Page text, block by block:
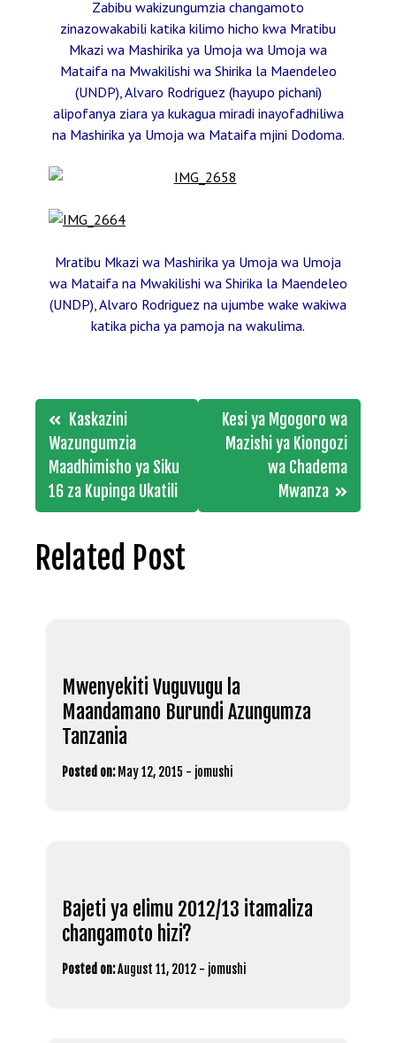
Zabibu wakizungumzia changamoto
zinazowakabili katika kilimo hicho kwa Mratibu
Mkazi wa Mashirika ya Umoja wa Umoja wa
Mataifa na Mwakilishi wa Shirika la Maendeleo
(UNDP), Alvaro Rodriguez (hayupo pichani)
alipofanya ziara ya kukagua miradi inayofadhiliwa
na Mashirika ya Umoja wa Mataifa mjini Dodoma.
Mratibu Mkazi wa Mashirika ya Umoja wa Umoja
wa Mataifa na Mwakilishi wa Shirika la Maendeleo
(UNDP), Alvaro Rodriguez na ujumbe wake wakiwa
katika picha ya pamoja na wakulima.
Post
navigation
Kaskazini
Wazungumzia
Maadhimisho ya Siku
16 za Kupinga Ukatili
Kesi ya Mgogoro wa
Mazishi ya Kiongozi
wa Chadema
Mwanza
Related Post
Mwenyekiti Vuguvugu la
Maandamano Burundi Azungumza
Tanzania
Posted on: May 12, 2015 - jomushi
Bajeti ya elimu 2012/13 itamaliza
changamoto hizi?
Posted on:August 11, 2012 - jomushi